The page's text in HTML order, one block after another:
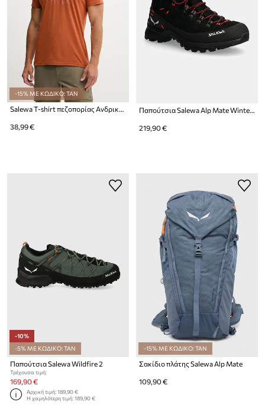
-15% ΜΕ ΚΩΔΙΚΟ: TAN
Salewa T-shirt πεζοπορίας Ανδρικό Solidlogo Dry
38,99 € 219,90 €
-10%
-5% ΜΕ ΚΩΔΙΚΟ: TAN
Παπούτσια Salewa Wildfire 2
Τρέχουσα τιμή:
169,90 €
Αρχική τιμή:189,90 €
Η χαμηλότερη τιμή:189,90 €
-15% ΜΕ ΚΩΔΙΚΟ: TAN
Σακίδιο πλάτης Salewa Alp Mate
109,90 €